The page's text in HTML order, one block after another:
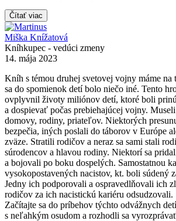
Čítať viac
Miška Knížatová
Kníhkupec - vedúci zmeny
14. mája 2023
Kníh s témou druhej svetovej vojny máme
sa do spomienok detí bolo niečo iné. Tento
ovplyvnil životy miliónov detí, ktoré boli
a dospievať počas prebiehajúcej vojny.
domovy, rodiny, priateľov. Niektorých
bezpečia, iných poslali do táborov v Európe
zväze. Stratili rodičov a neraz sa sami stali
súrodencov a hlavou rodiny. Niektorí sa
a bojovali po boku dospelých. Samostatnou
vysokopostavených nacistov, kt. boli súdený
Jedny ich podporovali a ospravedlňovali ich
rodičov za ich nacistickú kariéru odsudzovali.
Začítajte sa do príbehov týchto odvážnych
s neľahkým osudom a rozhodli sa